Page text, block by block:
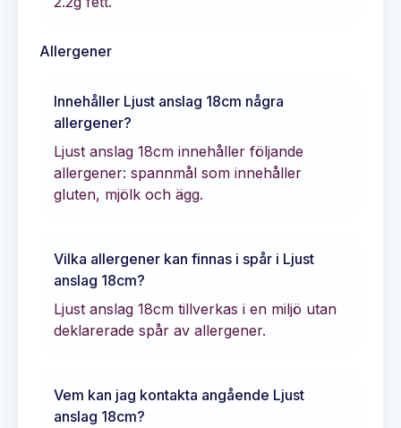
Allergener
Innehåller Ljust anslag 18cm några
allergener?
Ljust anslag 18cm innehåller följande
allergener: spannmål som innehåller
gluten, mjölk och ägg.
Vilka allergener kan finnas i spår i Ljust
anslag 18cm?
Ljust anslag 18cm tillverkas i en miljö utan
deklarerade spår av allergener.
Vem kan jag kontakta angående Ljust
anslag 18cm?